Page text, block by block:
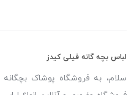
لباس بچه گانه فیلی کیدز
سلام، به فروشگاه پوشاک